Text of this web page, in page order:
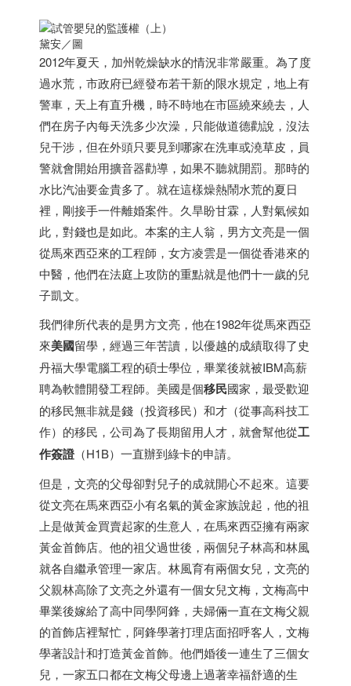
黛安／圖
2012年夏天，加州乾燥缺水的情況非常嚴重。為了度
過水荒，市政府已經發布若干新的限水規定，地上有
警車，天上有直升機，時不時地在市區繞來繞去，人
們在房子內每天洗多少次澡，只能做道德勸說，沒法
兒干涉，但在外頭只要見到哪家在洗車或澆草皮，員
警就會開始用擴音器勸導，如果不聽就開罰。那時的
水比汽油要金貴多了。就在這樣燥熱鬧水荒的夏日
裡，剛接手一件離婚案件。久旱盼甘霖，人對氣候如
此，對錢也是如此。本案的主人翁，男方文亮是一個
從馬來西亞來的工程師，女方凌雲是一個從香港來的
中醫，他們在法庭上攻防的重點就是他們十一歲的兒
子凱文。
我們律所代表的是男方文亮，他在1982年從馬來西亞
來美國留學，經過三年苦讀，以優越的成績取得了史
丹福大學電腦工程的碩士學位，畢業後就被IBM高薪
聘為軟體開發工程師。美國是個移民國家，最受歡迎
的移民無非就是錢（投資移民）和才（從事高科技工
作）的移民，公司為了長期留用人才，就會幫他從工
作簽證 （H1B）一直辦到綠卡的申請。
但是，文亮的父母卻對兒子的成就開心不起來。這要
從文亮在馬來西亞小有名氣的黃金家族說起，他的祖
上是做黃金買賣起家的生意人，在馬來西亞擁有兩家
黃金首飾店。他的祖父過世後，兩個兒子林高和林風
就各自繼承管理一家店。林風育有兩個女兒，文亮的
父親林高除了文亮之外還有一個女兒文梅，文梅高中
畢業後嫁給了高中同學阿鋒，夫婦倆一直在文梅父親
的首飾店裡幫忙，阿鋒學著打理店面招呼客人，文梅
學著設計和打造黃金首飾。他們婚後一連生了三個女
兒，一家五口都在文梅父母邊上過著幸福舒適的生